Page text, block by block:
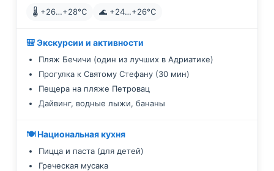
🌡️ +26…+28°C 🌊 +24…+26°C
🎒 Экскурсии и активности
Пляж Бечичи (один из лучших в Адриатике)
Прогулка к Святому Стефану (30 мин)
Пещера на пляже Петровац
Дайвинг, водные лыжи, бананы
🍽️ Национальная кухня
Пицца и паста (для детей)
Греческая мусака